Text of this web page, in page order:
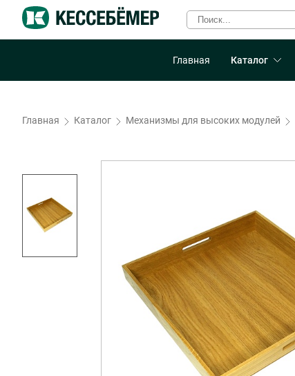
Главная Каталог
Главная Каталог Механизмы для высоких модулей